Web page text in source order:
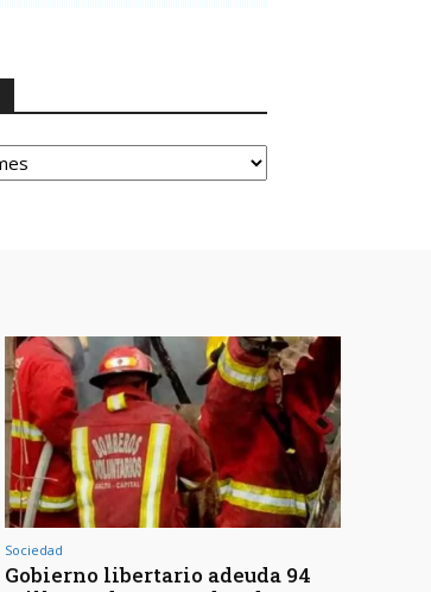
Sociedad
Gobierno libertario adeuda 94